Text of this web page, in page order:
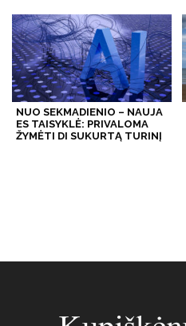
NUO SEKMADIENIO – NAUJA
ES TAISYKLĖ: PRIVALOMA
ŽYMĖTI DI SUKURTĄ TURINĮ